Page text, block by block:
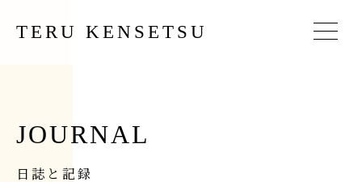
TERU KENSETSU
JOURNAL
日誌と記録